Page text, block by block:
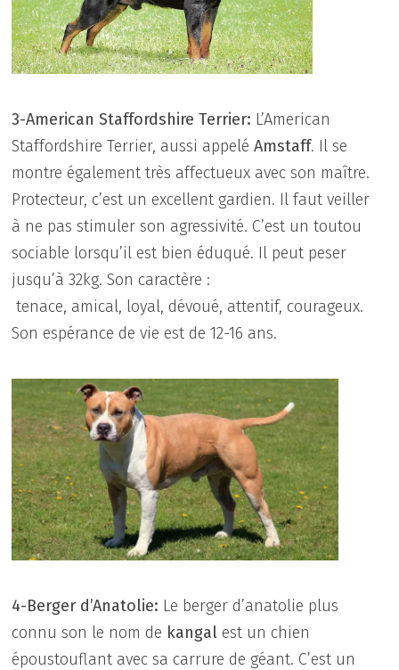
3-American Staffordshire Terrier: L’American
Staffordshire Terrier, aussi appeléAmstaff. Il se
montre également très affectueux avec son maître.
Protecteur, c’est un excellent gardien. Il faut veiller
à ne pas stimuler son agressivité. C’est un toutou
sociable lorsqu’il est bien éduqué. Il peut peser
jusqu’à 32kg. Son caractère :
tenace, amical, loyal, dévoué, attentif, courageux.
Son espérance de vie est de 12-16 ans.
4-Berger d’Anatolie: Le berger d’anatolie plus
connu son le nom de kangal est un chien
époustouflant avec sa carrure de géant. C’est un